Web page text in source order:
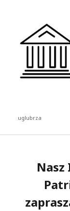
uglubrza